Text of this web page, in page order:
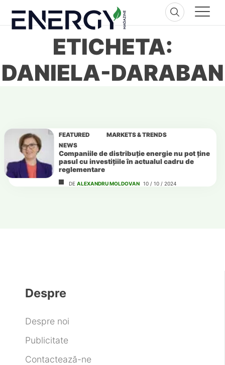
content
ETICHETA:
DANIELA-DARABAN
FEATURED
MARKETS & TRENDS
NEWS
Companiile de distribuție energie nu pot ține
pasul cu investițiile în actualul cadru de
reglementare
DE ALEXANDRU MOLDOVAN 10 / 10 / 2024
Despre
Despre noi
Publicitate
Contactează-ne